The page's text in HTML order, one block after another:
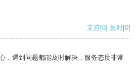
支持[0] 反对[0]
，遇到问题都能及时解决，服务态度非常